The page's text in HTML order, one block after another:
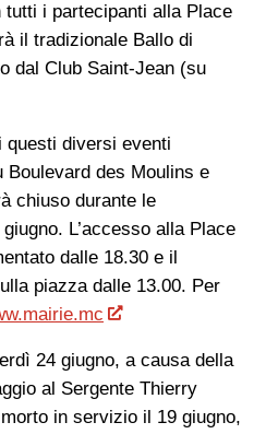
tutti i partecipanti alla Place
il tradizionale Ballo di
dal Club Saint-Jean (su
questi diversi eventi
des Moulins e
chiuso durante le
L’accesso alla Place
dalle 18.30 e il
piazza dalle 13.00. Per
24 giugno, a causa della
al Sergente Thierry
in servizio il 19 giugno,